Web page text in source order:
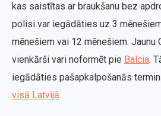
kas saistītas ar braukšanu bez
polisi var iegādāties uz 3
mēnešiem vai 12 mēnešiem. Jaunu
vienkārši vari noformēt pie Balcia.
iegādāties pašapkalpošanās
visā Latvijā.